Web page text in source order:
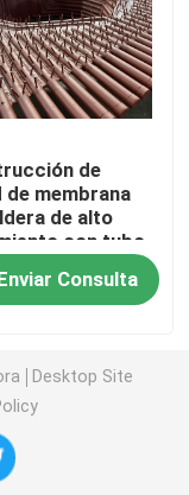
de
de membrana
de alto
con tubo
Consulta
Desktop Site